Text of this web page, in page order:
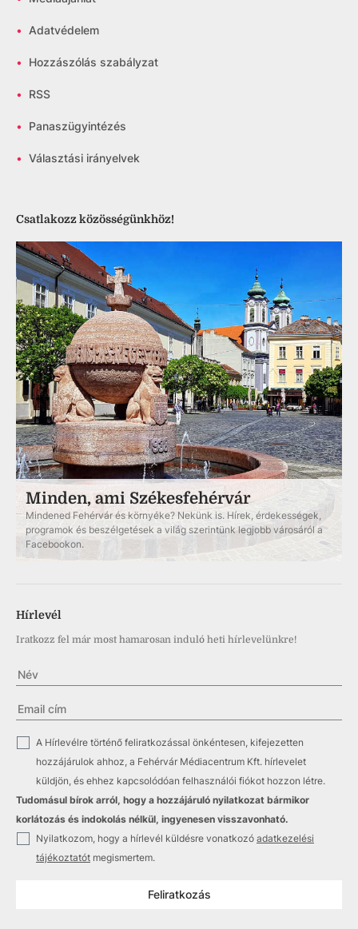
• Adatvédelem
• Hozzászólás szabályzat
• RSS
• Panaszügyintézés
• Választási irányelvek
Csatlakozz közösségünkhöz!
Minden, ami Székesfehérvár
Mindened Fehérvár és környéke? Nekünk is. Hírek, érdekességek,
programok és beszélgetések a világ szerintünk legjobb városáról a
Facebookon.
Hírlevél
Iratkozz fel már most hamarosan induló heti hírlevelünkre!
✓
A Hírlevélre történő feliratkozással önkéntesen, kifejezetten
hozzájárulok ahhoz, a Fehérvár Médiacentrum Kft. hírlevelet
küldjön, és ehhez kapcsolódóan felhasználói fiókot hozzon létre.
Tudomásul bírok arról, hogy a hozzájáruló nyilatkozat bármikor
korlátozás és indokolás nélkül, ingyenesen visszavonható.
✓ Nyilatkozom, hogy a hírlevél küldésre vonatkozó adatkezelési
tájékoztatót megismertem.
Feliratkozás